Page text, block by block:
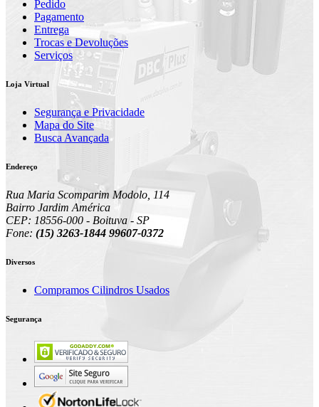
Pedido
Pagamento
Entrega
Trocas e Devoluções
Serviços
Loja Virtual
Segurança e Privacidade
Mapa do Site
Busca Avançada
Endereço
Rua Maria Scomparim Modolo, 114
Bairro Jardim América
CEP: 18556-000 - Boituva - SP
Fone: (15) 3263-1844 99607-0372
Diversos
Compramos Cilindros Usados
Segurança